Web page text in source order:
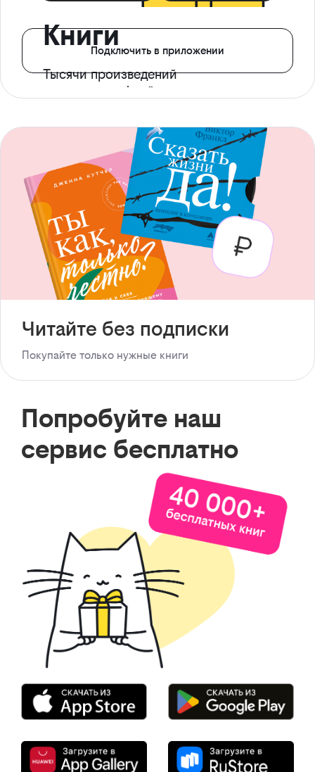
Книги
Тысячи произведений
с доступом офлайн
Подключить в приложении
Читайте без подписки
Покупайте только нужные книги
Попробуйте наш
сервис бесплатно